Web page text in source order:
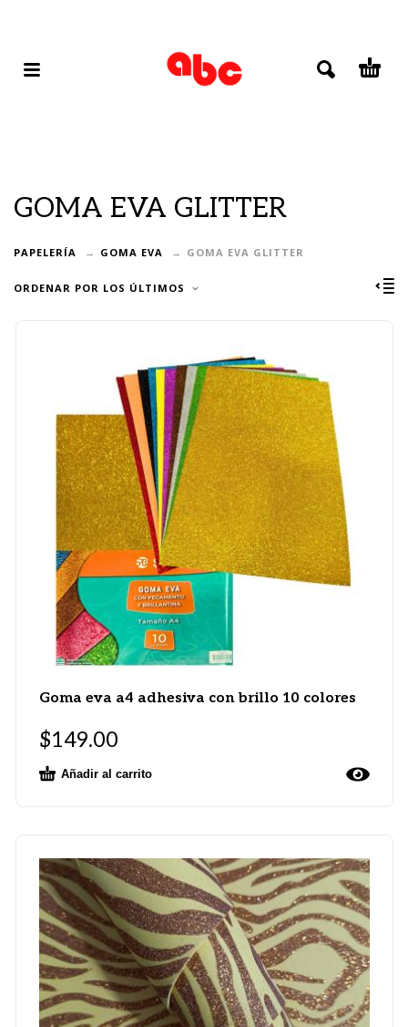
GOMA EVA GLITTER
PAPELERÍA GOMA EVA GOMA EVA GLITTER
ORDENAR POR LOS ÚLTIMOS
Goma eva a4 adhesiva con brillo 10 colores
$149.00
Añadir al carrito